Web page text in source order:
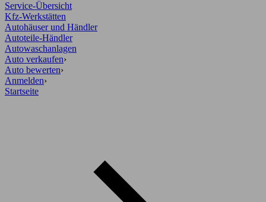
Service-Übersicht
Kfz-Werkstätten
Autohäuser und Händler
Autoteile-Händler
Autowaschanlagen
Auto verkaufen›
Auto bewerten›
Anmelden›
Startseite